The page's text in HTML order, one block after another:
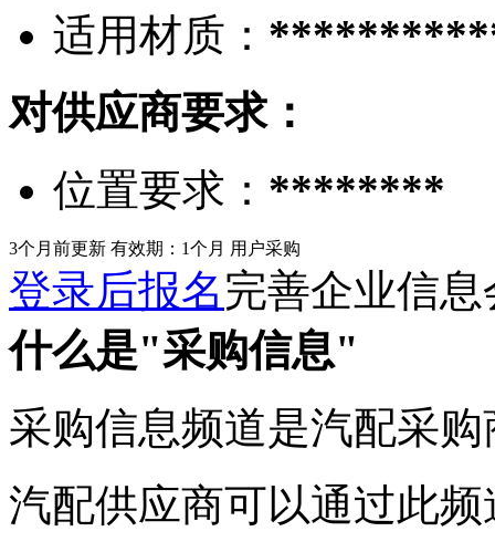
适用材质：
对供应商要求：
位置要求： ********
3个月前更新 有效期：1个月 用户采购
登录后报名完善企业信
什么是"采购信息"
采购信息频道是汽配采
汽配供应商可以通过此